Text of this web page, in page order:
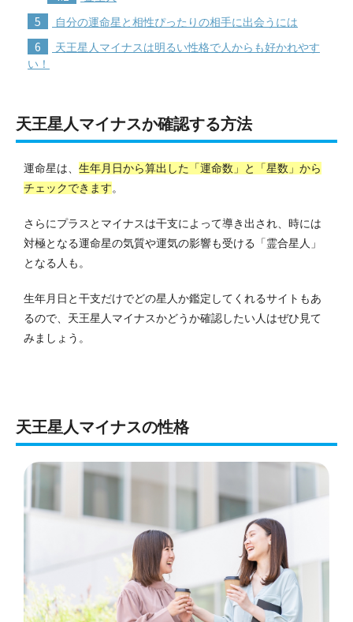
5 自分の運命星と相性ぴったりの相手に出会うには
6
天王星人マイナスは明るい性格で人からも好かれやす
い！
天王星人マイナスか確認する方法
運命星は、 生年月日から算出した「運命数」と「星数」から
チェックできます。
さらにプラスとマイナスは干支によって導き出され、時には
対極となる運命星の気質や運気の影響も受ける「霊合星人」
となる人も。
生年月日と干支だけでどの星人か鑑定してくれるサイトもあ
るので、天王星人マイナスかどうか確認したい人はぜひ見て
みましょう。
天王星人マイナスの性格